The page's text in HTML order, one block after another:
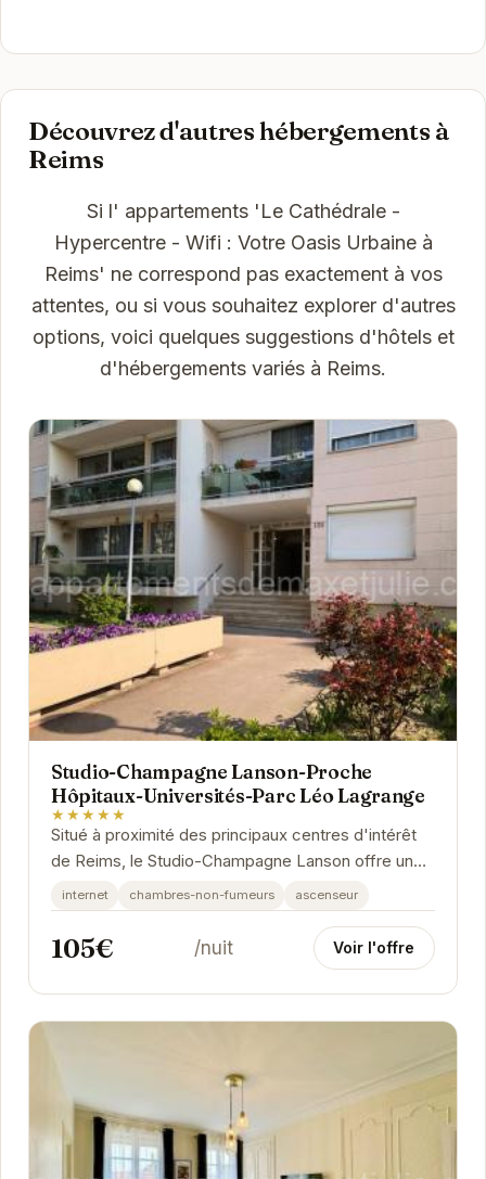
Découvrez d'autres hébergements à
Reims
Si l' appartements 'Le Cathédrale -
Hypercentre - Wifi : Votre Oasis Urbaine à
Reims' ne correspond pas exactement à vos
attentes, ou si vous souhaitez explorer d'autres
options, voici quelques suggestions d'hôtels et
d'hébergements variés à Reims.
Studio-Champagne Lanson-Proche
Hôpitaux-Universités-Parc Léo Lagrange
★★★★★
Situé à proximité des principaux centres d'intérêt
de Reims, le Studio-Champagne Lanson offre un
hébergement confortable et fonctionnel. Idéal...
internet chambres-non-fumeurs ascenseur
105€ /nuit Voir l'offre